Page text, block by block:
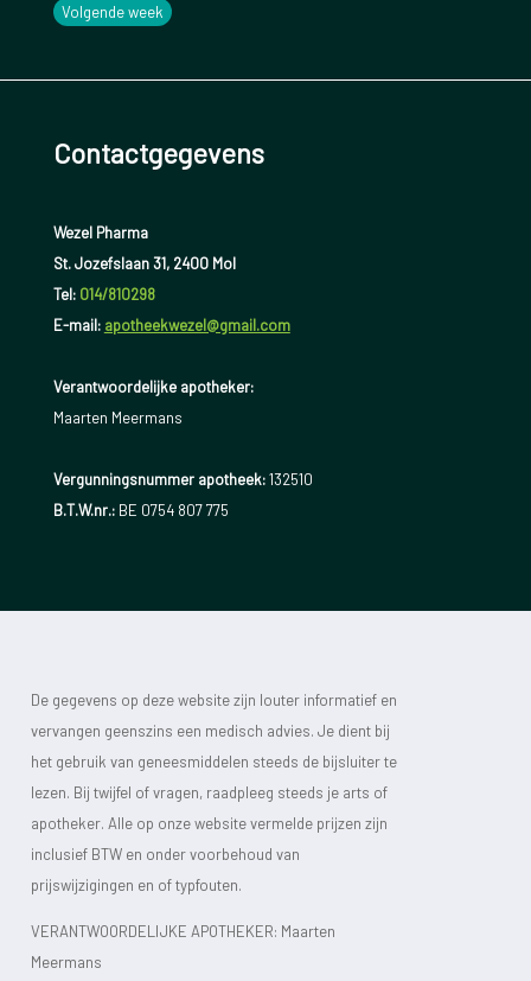
Volgende week
Contactgegevens
Wezel Pharma
St. Jozefslaan 31, 2400 Mol
Tel: 014/810298
E-mail: apotheekwezel@gmail.com
Verantwoordelijke apotheker:
Maarten Meermans
Vergunningsnummer apotheek:132510
B.T.W.nr.:BE 0754 807 775
De gegevens op deze website zijn louter informatief en
vervangen geenszins een medisch advies. Je dient bij
het gebruik van geneesmiddelen steeds de bijsluiter te
lezen. Bij twijfel of vragen, raadpleeg steeds je arts of
apotheker. Alle op onze website vermelde prijzen zijn
inclusief BTW en onder voorbehoud van
prijswijzigingen en of typfouten.
VERANTWOORDELIJKE APOTHEKER: Maarten
Meermans